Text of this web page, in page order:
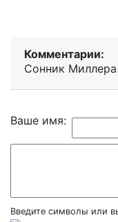
Комментарии:
Сонник Миллера
Ваше имя:
Введите символы или